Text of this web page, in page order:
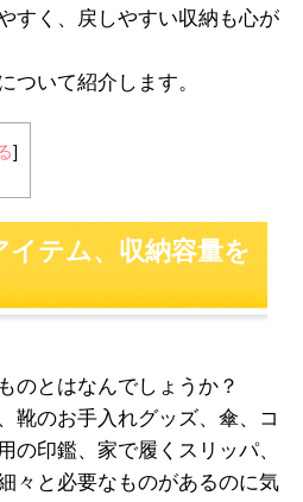
すく、戻しやすい収納も心が
ついて紹介します。
]
テム、収納容量を
のとはなんでしょうか？
靴のお手入れグッズ、傘、コ
の印鑑、家で履くスリッパ、
々と必要なものがあるのに気